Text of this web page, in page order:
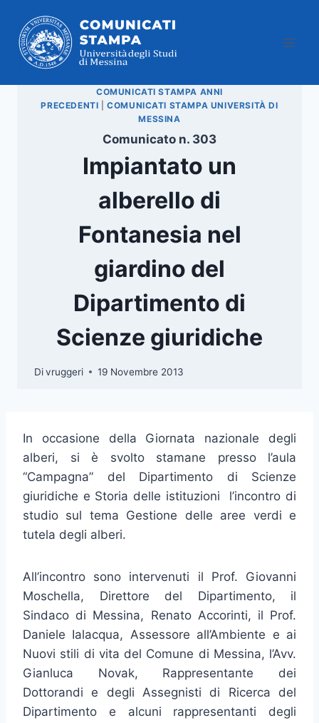
contenuto
COMUNICATI STAMPA ANNI
PRECEDENTI |COMUNICATI STAMPA UNIVERSITÀ DI
MESSINA
Comunicato n. 303
Impiantato un
alberello di
Fontanesia nel
giardino del
Dipartimento di
Scienze giuridiche
Divruggeri 19 Novembre 2013
In occasione della Giornata nazionale degli
alberi, si è svolto stamane presso l’aula
“Campagna” del Dipartimento di Scienze
giuridiche e Storia delle istituzioni l’incontro di
studio sul tema Gestione delle aree verdi e
tutela degli alberi.
All’incontro sono intervenuti il Prof. Giovanni
Moschella, Direttore del Dipartimento, il
Sindaco di Messina, Renato Accorinti, il Prof.
Daniele Ialacqua, Assessore all’Ambiente e ai
Nuovi stili di vita del Comune di Messina, l’Avv.
Gianluca Novak, Rappresentante dei
Dottorandi e degli Assegnisti di Ricerca del
Dipartimento e alcuni rappresentanti degli